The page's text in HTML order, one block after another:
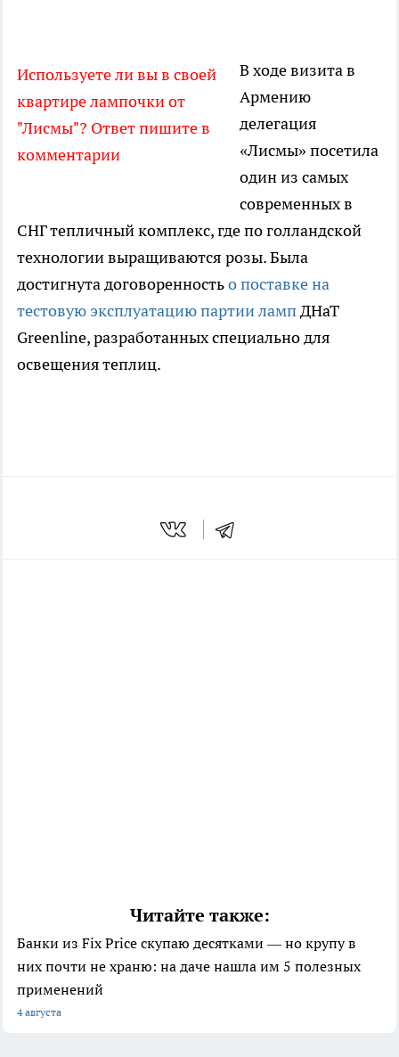
Используете ли вы в своей
квартире лампочки от
"Лисмы"? Ответ пишите в
комментарии
В ходе визита в
Армению
делегация
«Лисмы» посетила
один из самых
современных в
СНГ тепличный комплекс, где по голландской
технологии выращиваются розы. Была
достигнута договоренностьо поставке на
тестовую эксплуатацию партии лампДНаТ
Greenline, разработанных специально для
освещения теплиц.
Читайте также:
Банки из Fix Price скупаю десятками — но крупу в
них почти не храню: на даче нашла им 5 полезных
применений
4 августа